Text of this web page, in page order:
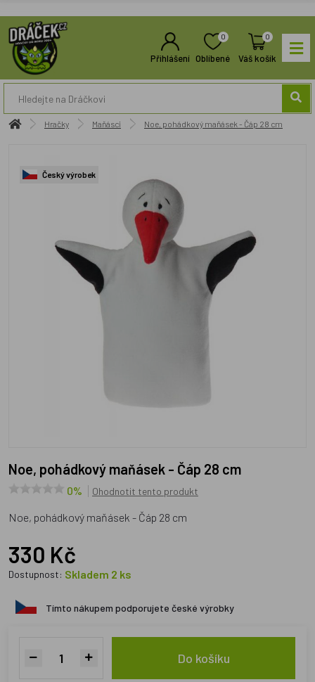
Přihlášení
0
Oblíbené
0
Váš košík
Hračky Maňásci Noe, pohádkový maňásek - Čáp 28 cm
Český výrobek
Noe, pohádkový maňásek - Čáp 28 cm
0% Ohodnotit tento produkt
Noe, pohádkový maňásek - Čáp 28 cm
330 Kč
Dostupnost: Skladem 2 ks
Tímto nákupem podporujete české výrobky
Do košíku